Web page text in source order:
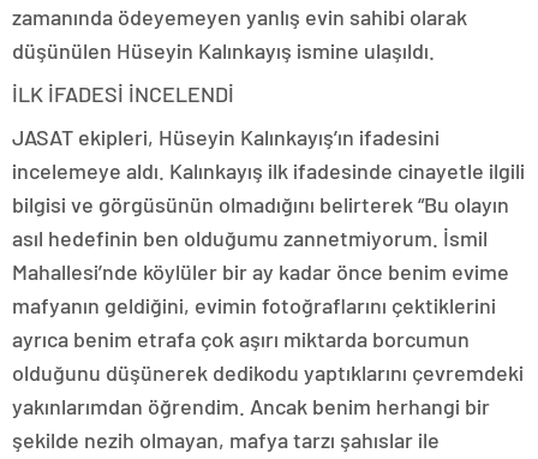
zamanında ödeyemeyen yanlış evin sahibi olarak
düşünülen Hüseyin Kalınkayış ismine ulaşıldı.
İLK İFADESİ İNCELENDİ
JASAT ekipleri, Hüseyin Kalınkayış’ın ifadesini
incelemeye aldı. Kalınkayış ilk ifadesinde cinayetle ilgili
bilgisi ve görgüsünün olmadığını belirterek “Bu olayın
asıl hedefinin ben olduğumu zannetmiyorum. İsmil
Mahallesi’nde köylüler bir ay kadar önce benim evime
mafyanın geldiğini, evimin fotoğraflarını çektiklerini
ayrıca benim etrafa çok aşırı miktarda borcumun
olduğunu düşünerek dedikodu yaptıklarını çevremdeki
yakınlarımdan öğrendim. Ancak benim herhangi bir
şekilde nezih olmayan, mafya tarzı şahıslar ile